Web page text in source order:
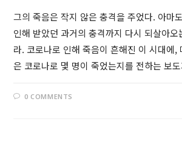
그의 죽음은 작지 않은 충격을 주었다. 아마
인해 받았던 과거의 충격까지 다시 되살아오
라. 코로나로 인해 죽음이 흔해진 이 시대에,
은 코로나로 몇 명이 죽었는지를 전하는 보
0 COMMENTS